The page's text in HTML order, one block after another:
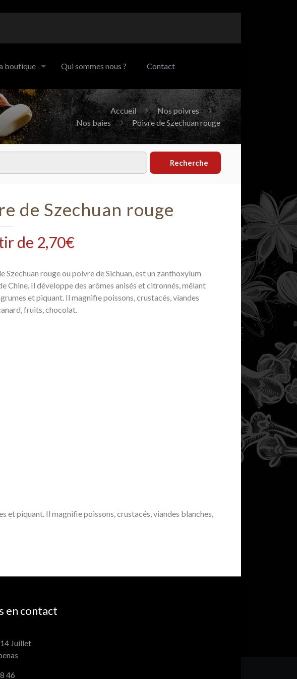
boutique Qui sommes nous ? Contact
Accueil
Nos poivres
Nos baies
Poivre de Szechuan rouge
Recherche
de Szechuan rouge
de 2,70€
Szechuan rouge ou poivre de Sichuan, est un zanthoxylum
Chine. Il développe des arômes anisés et citronnés, mêlant
et piquant. Il magnifie poissons, crustacés, viandes
fruits, chocolat.
et piquant. Il magnifie poissons, crustacés, viandes blanches,
en contact
Juillet
46